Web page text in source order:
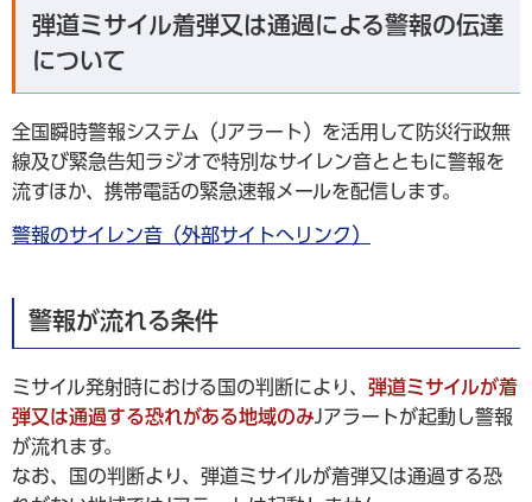
弾道ミサイル着弾又は通過による警報の伝達
について
全国瞬時警報システム（Jアラート）を活用して防災行政無
線及び緊急告知ラジオで特別なサイレン音とともに警報を
流すほか、携帯電話の緊急速報メールを配信します。
警報のサイレン音（外部サイトへリンク）
警報が流れる条件
ミサイル発射時における国の判断により、 弾道ミサイルが着
弾又は通過する恐れがある地域のみJアラートが起動し警報
が流れます。
なお、国の判断より、弾道ミサイルが着弾又は通過する恐